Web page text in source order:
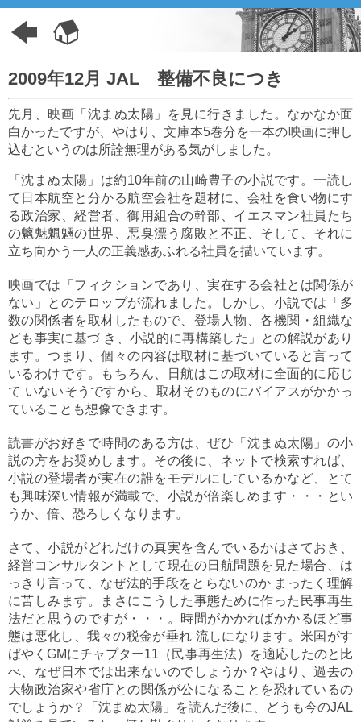
2009年12月 JAL 整備不良につき
先月、映画「沈まぬ太陽」を見に行きました。なかなか面
白かったですが、やはり、文庫本5巻分を一本の映画に押し
込むというのは所詮無理がある気がしました。
「沈まぬ太陽」は約10年前の山崎豊子の小説です。一読し
て日本航空と分かる航空会社を題材に、会社を食い物にす
る政治家、経営者、御用組合の幹部、イエスマン社員たち
の魑魅魍魎の世界、悪臭漂う腐敗と不正、そして、それに
立ち向かう一人の正義感あふれる社員を描いています。
映画では「フィクションであり、実在する会社とは関係が
ない」とのテロップが流れました。しかし、小説では「多
数の関係者を取材したもので、登場人物、各機関・組織な
ども事実に基づ き、小説的に再構築した」との解説があり
ます。つまり、個々の内容は取材に基づいていると言って
いるわけです。もちろん、日航はこの取材に全面的に応じ
て いないそうですから、取材そのものにバイアスがかかっ
ていることも想像できます。
読書がお好きで時間のある方は、ぜひ「沈まぬ太陽」の小
説の方をお奨めします。その後に、ネットで検索すれば、
小説の登場者が実在の誰をモデルにしているかなど、とて
も興味深い情報が満載で、小説が倍楽しめます・・・とい
うか、倍、恐ろしくなります。
さて、小説がどれだけの真実を含んでいるかはさておき、
経営コンサルタントとして現在の日航問題を見た場合、は
っきり言って、なぜ法的手段をとらないのか まったく理解
に苦しみます。まさにこうした事態ために作った民事再生
法だと思うのですが・・・。時間がかかればかかるほど事
態は悪化し、我々の税金が垂れ 流しになります。米国がす
ばやくGMにチャプター11（民事再生法）を適応したのと比
べ、なぜ日本では出来ないのでしょうか？やはり、過去の
大物政治家や省庁との関係が公になることを恐れているの
でしょうか？「沈まぬ太陽」を読んだ後に、どうも今のJAL